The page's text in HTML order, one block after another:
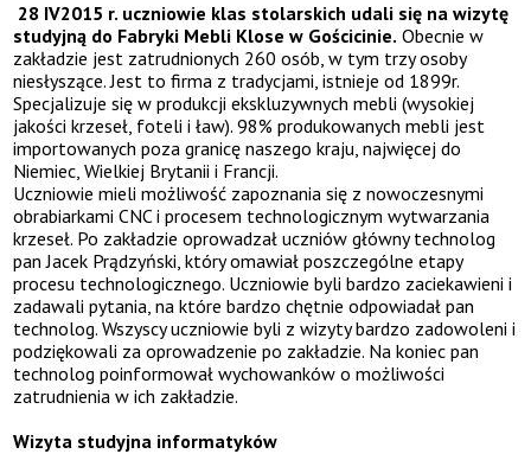
28 IV2015 r. uczniowie klas stolarskich udali się na wizytę
studyjną do Fabryki Mebli Klose w Gościcinie. Obecnie w
zakładzie jest zatrudnionych 260 osób, w tym trzy osoby
niesłyszące. Jest to firma z tradycjami, istnieje od 1899r.
Specjalizuje się w produkcji ekskluzywnych mebli (wysokiej
jakości krzeseł, foteli i ław). 98% produkowanych mebli jest
importowanych poza granicę naszego kraju, najwięcej do
Niemiec, Wielkiej Brytanii i Francji.
Uczniowie mieli możliwość zapoznania się z nowoczesnymi
obrabiarkami CNC i procesem technologicznym wytwarzania
krzeseł. Po zakładzie oprowadzał uczniów główny technolog
pan Jacek Prądzyński, który omawiał poszczególne etapy
procesu technologicznego. Uczniowie byli bardzo zaciekawieni i
zadawali pytania, na które bardzo chętnie odpowiadał pan
technolog. Wszyscy uczniowie byli z wizyty bardzo zadowoleni i
podziękowali za oprowadzenie po zakładzie. Na koniec pan
technolog poinformował wychowanków o możliwości
zatrudnienia w ich zakładzie.
Wizyta studyjna informatyków